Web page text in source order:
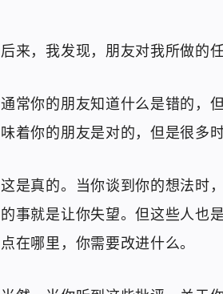
后来，我发现，朋友对我所做的
通常你的朋友知道什么是错的，
味着你的朋友是对的，但是很多
这是真的。当你谈到你的想法时
的事就是让你失望。但这些人也
点在哪里，你需要改进什么。